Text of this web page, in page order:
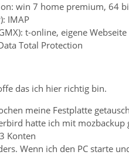
win 7 home premium, 64
IMAP
t-online, eigene Webseite
Total Protection
das ich hier richtig bin.
meine Festplatte
hatte ich mit mozbackup
Konten
Wenn ich den PC starte